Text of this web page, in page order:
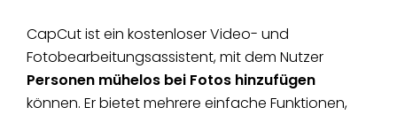
CapCut ist ein kostenloser Video- und
Fotobearbeitungsassistent, mit dem Nutzer
Personen mühelos bei Fotos hinzufügen
können. Er bietet mehrere einfache Funktionen,